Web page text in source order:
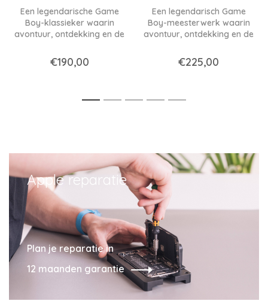
UKV - Nintendo Game
Boy
Een legendarische Game
Boy-klassieker waarin
avontuur, ontdekking en de
samenkomen in één van de
mooiste handheld-games
€190,00
Boy
Een legendarisch Game
Boy-meesterwerk waarin
avontuur, ontdekking en de
samenkomen in één van de
mooiste handheld-games
€225,00
1 2 3 4 5
Apple reparatie
Plan je reparatie in
12 maanden garantie